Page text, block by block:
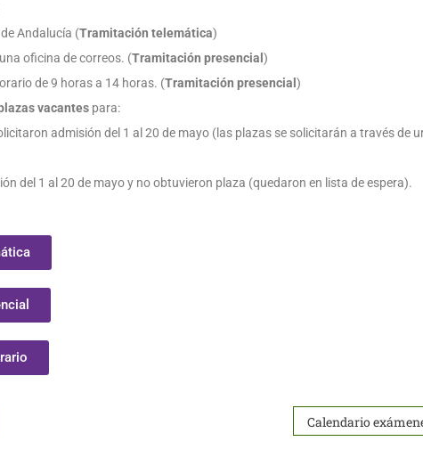
Andalucía (Tramitación telemática)
oficina de correos. (Tramitación presencial )
de 9 horas a 14 horas. (Tramitación presencial )
vacantes para:
admisión del 1 al 20 de mayo (las plazas se solicitarán a través de
del 1 al 20 de mayo y no obtuvieron plaza (quedaron en lista de espera).